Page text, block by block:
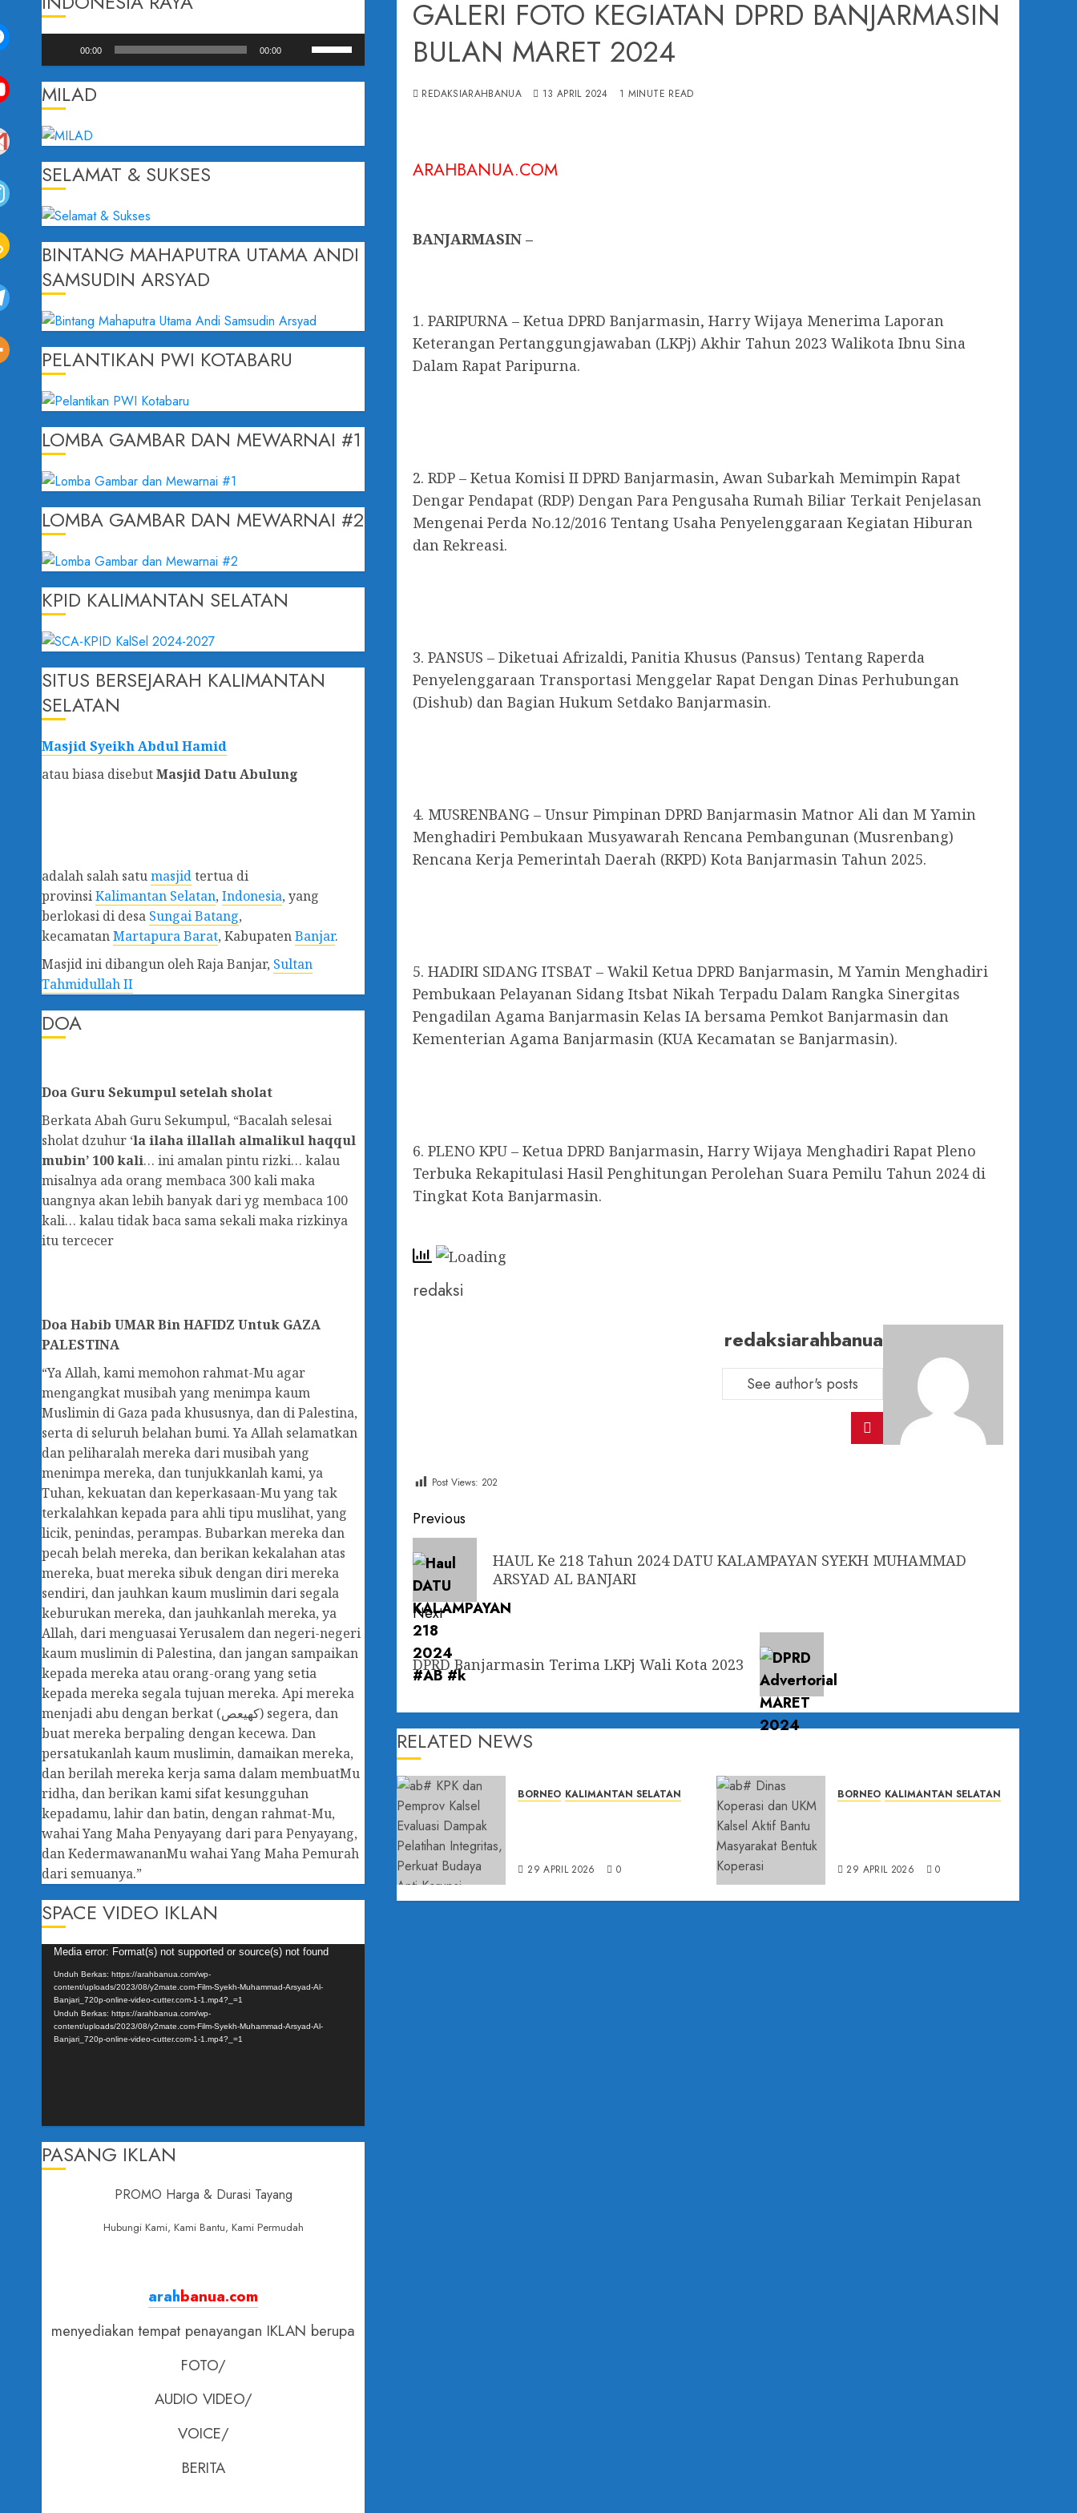
GALERI FOTO KEGIATAN DPRD BANJARMASIN
BULAN MARET 2024
REDAKSIARAHBANUA 13 APRIL 2024 1 MINUTE READ
ARAHBANUA.COM
BANJARMASIN –
1. PARIPURNA – Ketua DPRD Banjarmasin, Harry Wijaya Menerima Laporan
Keterangan Pertanggungjawaban (LKPj) Akhir Tahun 2023 Walikota Ibnu Sina
Dalam Rapat Paripurna.
2. RDP – Ketua Komisi II DPRD Banjarmasin, Awan Subarkah Memimpin Rapat
Dengar Pendapat (RDP) Dengan Para Pengusaha Rumah Biliar Terkait Penjelasan
Mengenai Perda No.12/2016 Tentang Usaha Penyelenggaraan Kegiatan Hiburan
dan Rekreasi.
3. PANSUS – Diketuai Afrizaldi, Panitia Khusus (Pansus) Tentang Raperda
Penyelenggaraan Transportasi Menggelar Rapat Dengan Dinas Perhubungan
(Dishub) dan Bagian Hukum Setdako Banjarmasin.
4. MUSRENBANG – Unsur Pimpinan DPRD Banjarmasin Matnor Ali dan M Yamin
Menghadiri Pembukaan Musyawarah Rencana Pembangunan (Musrenbang)
Rencana Kerja Pemerintah Daerah (RKPD) Kota Banjarmasin Tahun 2025.
5. HADIRI SIDANG ITSBAT – Wakil Ketua DPRD Banjarmasin, M Yamin Menghadiri
Pembukaan Pelayanan Sidang Itsbat Nikah Terpadu Dalam Rangka Sinergitas
Pengadilan Agama Banjarmasin Kelas IA bersama Pemkot Banjarmasin dan
Kementerian Agama Banjarmasin (KUA Kecamatan se Banjarmasin).
6. PLENO KPU – Ketua DPRD Banjarmasin, Harry Wijaya Menghadiri Rapat Pleno
Terbuka Rekapitulasi Hasil Penghitungan Perolehan Suara Pemilu Tahun 2024 di
Tingkat Kota Banjarmasin.
redaksi
redaksiarahbanua
See author's posts
Post Views: 202
Previous
HAUL Ke 218 Tahun 2024 DATU KALAMPAYAN SYEKH MUHAMMAD
ARSYAD AL BANJARI
Next
DPRD Banjarmasin Terima LKPj Wali Kota 2023
RELATED NEWS
BORNEO KALIMANTAN SELATAN
29 APRIL 2026 0
BORNEO KALIMANTAN SELATAN
29 APRIL 2026 0
Pemutar
Audio
00:00 00:00
Anak
Panah
menaikkan
atau
MILAD
SELAMAT & SUKSES
BINTANG MAHAPUTRA UTAMA ANDI
SAMSUDIN ARSYAD
PELANTIKAN PWI KOTABARU
LOMBA GAMBAR DAN MEWARNAI #1
LOMBA GAMBAR DAN MEWARNAI #2
KPID KALIMANTAN SELATAN
SITUS BERSEJARAH KALIMANTAN
SELATAN
Masjid Syeikh Abdul Hamid
atau biasa disebutMasjid Datu Abulung
adalah salah satumasjidtertua di
provinsiKalimantan Selatan,Indonesia, yang
berlokasi di desa Sungai Batang,
kecamatanMartapura Barat, KabupatenBanjar.
Masjid ini dibangun oleh Raja Banjar, Sultan
Tahmidullah II
DOA
Doa Guru Sekumpul setelah sholat
Berkata Abah Guru Sekumpul, “Bacalah selesai
sholat dzuhur ‘la ilaha illallah almalikul haqqul
mubin’ 100 kali… ini amalan pintu rizki… kalau
misalnya ada orang membaca 300 kali maka
uangnya akan lebih banyak dari yg membaca 100
kali… kalau tidak baca sama sekali maka rizkinya
itu tercecer
DoaHabib UMAR Bin HAFIDZ Untuk GAZA
PALESTINA
“Ya Allah, kami memohon rahmat-Mu agar
mengangkat musibah yang menimpa kaum
Muslimin di Gaza pada khususnya, dan di Palestina,
serta di seluruh belahan bumi. Ya Allah selamatkan
dan peliharalah mereka dari musibah yang
menimpa mereka, dan tunjukkanlah kami, ya
Tuhan, kekuatan dan keperkasaan-Mu yang tak
terkalahkan kepada para ahli tipu muslihat, yang
licik, penindas, perampas. Bubarkan mereka dan
pecah belah mereka, dan berikan kekalahan atas
mereka, buat mereka sibuk dengan diri mereka
sendiri, dan jauhkan kaum muslimin dari segala
keburukan mereka, dan jauhkanlah mereka, ya
Allah, dari menguasai Yerusalem dan negeri-negeri
kaum muslimin di Palestina, dan jangan sampaikan
kepada mereka atau orang-orang yang setia
kepada mereka segala tujuan mereka. Api mereka
menjadi abu dengan berkat (كهيعص) segera, dan
buat mereka berpaling dengan kecewa. Dan
persatukanlah kaum muslimin, damaikan mereka,
dan berilah mereka kerja sama dalam membuatMu
ridha, dan berikan kami sifat kesungguhan
kepadamu, lahir dan batin, dengan rahmat-Mu,
wahai Yang Maha Penyayang dari para Penyayang,
dan KedermawananMu wahai Yang Maha Pemurah
dari semuanya.”
SPACE VIDEO IKLAN
Pemutar
Video
Media error: Format(s) not supported or source(s) not found
Unduh Berkas: https://arahbanua.com/wp-
content/uploads/2023/08/y2mate.com-Film-Syekh-Muhammad-Arsyad-Al-
Banjari_720p-online-video-cutter.com-1-1.mp4?_=1
Unduh Berkas: https://arahbanua.com/wp-
content/uploads/2023/08/y2mate.com-Film-Syekh-Muhammad-Arsyad-Al-
Banjari_720p-online-video-cutter.com-1-1.mp4?_=1
PASANG IKLAN
PROMO Harga & Durasi Tayang
Hubungi Kami, Kami Bantu, Kami Permudah
arahbanua.com
menyediakan tempat penayangan IKLAN berupa
FOTO/
AUDIO VIDEO/
VOICE/
BERITA